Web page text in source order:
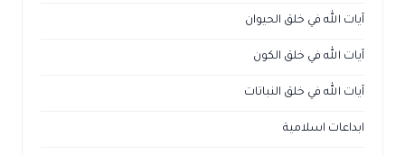
آيات الله في خلق الحيوان
آيات الله في خلق الكون
آيات الله في خلق النباتات
ابداعات اسلامية